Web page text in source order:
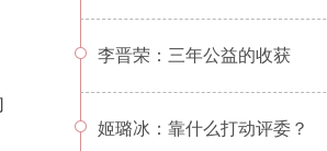
李晋荣：三年公益的收获
姬璐冰：靠什么打动评委？